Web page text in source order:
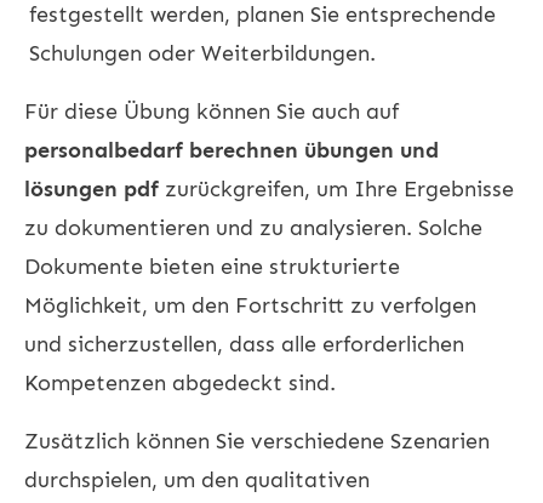
festgestellt werden, planen Sie entsprechende
Schulungen oder Weiterbildungen.
Für diese Übung können Sie auch auf
personalbedarf berechnen übungen und
lösungen pdf zurückgreifen, um Ihre Ergebnisse
zu dokumentieren und zu analysieren. Solche
Dokumente bieten eine strukturierte
Möglichkeit, um den Fortschritt zu verfolgen
und sicherzustellen, dass alle erforderlichen
Kompetenzen abgedeckt sind.
Zusätzlich können Sie verschiedene Szenarien
durchspielen, um den qualitativen